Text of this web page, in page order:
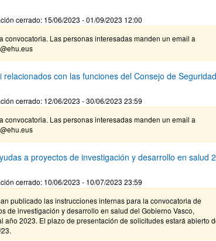
cerrado: 15/06/2023 - 01/09/2023 12:00
convocatoria. Las personas interesadas manden un email a
relacionados con las funciones del Consejo de Seguridad
cerrado: 12/06/2023 - 30/06/2023 23:59
convocatoria. Las personas interesadas manden un email a
a proyectos de investigación y desarrollo en salud
cerrado: 10/06/2023 - 10/07/2023 23:59
publicado las instrucciones internas para la convocatoria de
de investigación y desarrollo en salud del Gobierno Vasco,
año 2023. El plazo de presentación de solicitudes estará abierto